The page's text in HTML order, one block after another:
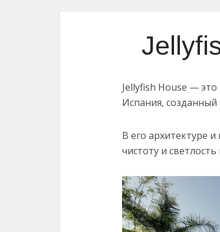
Jellyfish House —
Испания,
В его архитектуре
чистоту и